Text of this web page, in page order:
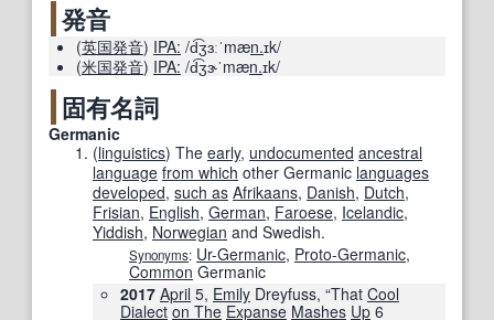
発音
(英国発音) IPA: /d͡ʒɜːˈmæn.ɪk/
(米国発音) IPA: /d͡ʒɝˈmæn.ɪk/
固有名詞
Germanic
(linguistics) The early, undocumented ancestral
language from which other Germanic languages
developed, such as Afrikaans, Danish, Dutch,
Frisian, English, German, Faroese, Icelandic,
Yiddish, Norwegian and Swedish.
Synonyms: Ur-Germanic, Proto-Germanic,
Common Germanic
2017 April 5, Emily Dreyfuss, “That Cool
Dialect on The Expanse Mashes Up 6